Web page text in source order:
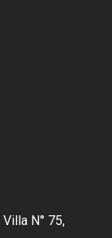
N° 75,